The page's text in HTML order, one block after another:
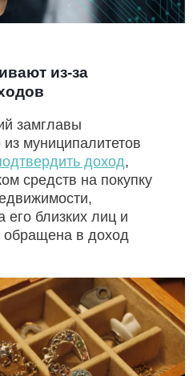
из-за
замглавы
муниципалитетов
доход,
средств на покупку
его близких лиц и
обращена в доход